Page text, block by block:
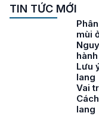
TIN TỨC MỚI
mùi
Lưu
lang
Vai
lang